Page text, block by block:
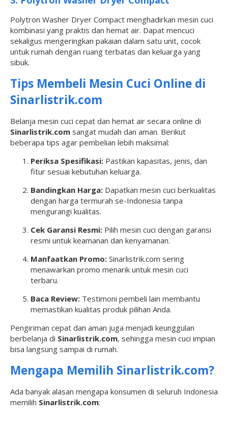
Polytron Washer Dryer Compact menghadirkan mesin cuci
kombinasi yang praktis dan hemat air. Dapat mencuci
sekaligus mengeringkan pakaian dalam satu unit, cocok
untuk rumah dengan ruang terbatas dan keluarga yang
sibuk.
Tips Membeli Mesin Cuci Online di
Sinarlistrik.com
Belanja mesin cuci cepat dan hemat air secara online di
Sinarlistrik.com sangat mudah dan aman. Berikut
beberapa tips agar pembelian lebih maksimal:
Periksa Spesifikasi: Pastikan kapasitas, jenis, dan
fitur sesuai kebutuhan keluarga.
Bandingkan Harga: Dapatkan mesin cuci berkualitas
dengan harga termurah se-Indonesia tanpa
mengurangi kualitas.
Cek Garansi Resmi: Pilih mesin cuci dengan garansi
resmi untuk keamanan dan kenyamanan.
Manfaatkan Promo: Sinarlistrik.com sering
menawarkan promo menarik untuk mesin cuci
terbaru.
Baca Review: Testimoni pembeli lain membantu
memastikan kualitas produk pilihan Anda.
Pengiriman cepat dan aman juga menjadi keunggulan
berbelanja di Sinarlistrik.com, sehingga mesin cuci impian
bisa langsung sampai di rumah.
Mengapa Memilih Sinarlistrik.com?
Ada banyak alasan mengapa konsumen di seluruh Indonesia
memilih Sinarlistrik.com: